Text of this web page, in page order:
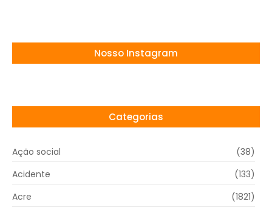
Nosso Instagram
Categorias
Ação social
(38)
Acidente
(133)
Acre
(1821)